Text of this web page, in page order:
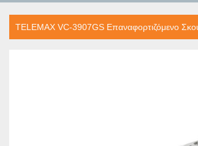
TELEMAX VC-3907GS Επαναφορτιζόμενο